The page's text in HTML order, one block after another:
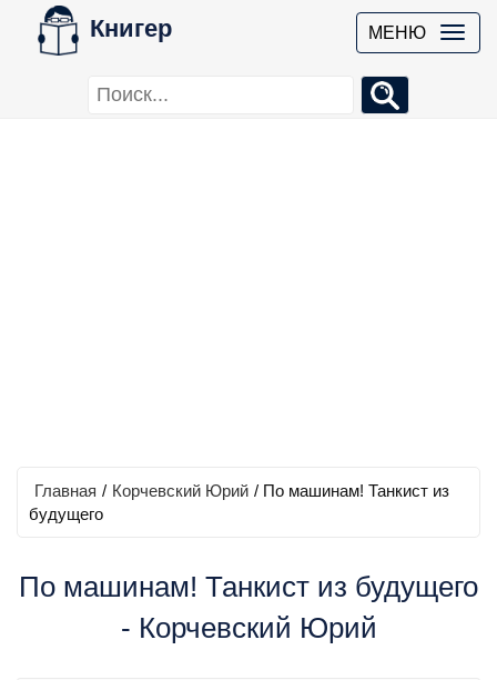
Книгер МЕНЮ
Главная / Корчевский Юрий / По машинам! Танкист из
будущего
По машинам! Танкист из будущего
- Корчевский Юрий